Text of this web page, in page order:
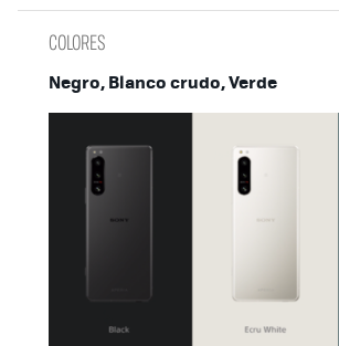
COLORES
Negro, Blanco crudo, Verde